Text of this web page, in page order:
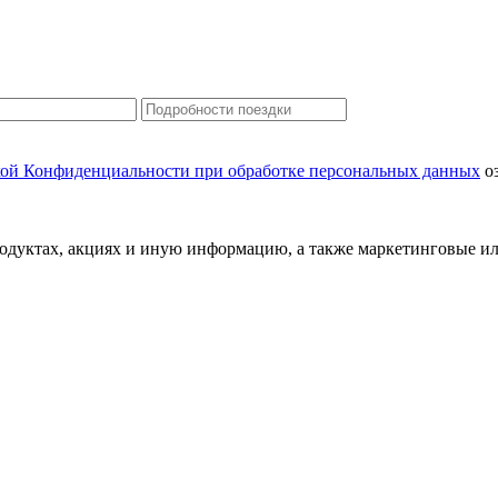
Конфиденциальности при обработке персональных данных
акциях и иную информацию, а также маркетинговые